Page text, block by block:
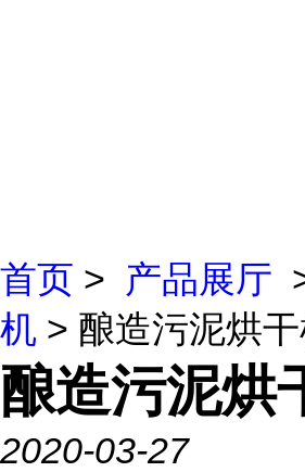
首页 > 产品展厅
机 > 酿造污泥烘
酿造污泥烘
2020-03-27